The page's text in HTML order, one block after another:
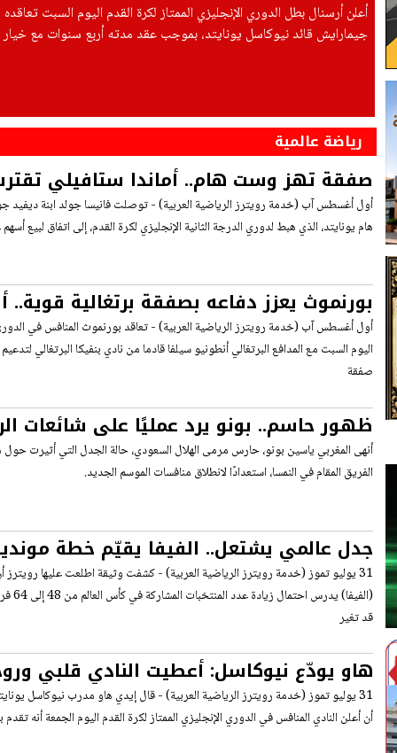
أعلن أرسنال بطل الدوري الإنجليزي الممتاز لكرة القدم اليوم السبت
جيمارايش قائد نيوكاسل يونايتد، بموجب عقد مدته أربع سنوات مع خيار
رياضة عالمية
صفقة تهز وست هام.. أماندا ستافيلي
النادي بقوة
أول أغسطس آب (خدمة رويترز الرياضية العربية) - توصلت فانيسا جولد ابنة ديفيد
هام يونايتد، الذي هبط لدوري الدرجة الثانية الإنجليزي لكرة القدم، إلى اتفاق لبيع
بورنموث يعزز دفاعه بصفقة برتغالية قوية..
يصل من بنفيكا
أول أغسطس آب (خدمة رويترز الرياضية العربية) - تعاقد بورنموث المنافس في الدوري
اليوم السبت مع المدافع البرتغالي أنطونيو سيلفا قادما من نادي بنفيكا البرتغالي
صفقة
ظهور حاسم.. بونو يرد عمليًا على شائعات
أنهى المغربي ياسين بونو، حارس مرمى الهلال السعودي، حالة الجدل التي أثيرت
الفريق المقام في النمسا، استعدادًا لانطلاق منافسات الموسم الجديد.
المعارضة!
31 يوليو تموز (خدمة رويترز الرياضية العربية) - كشفت وثيقة اطلعت عليها رويترز
قد تغير
هاو يودّع نيوكاسل: أعطيت النادي قلبي
الرحيل!
31 يوليو تموز (خدمة رويترز الرياضية العربية) - قال إيدي هاو مدرب نيوكاسل
أن أعلن النادي المنافس في الدوري الإنجليزي الممتاز لكرة القدم اليوم الجمعة أنه تقدم